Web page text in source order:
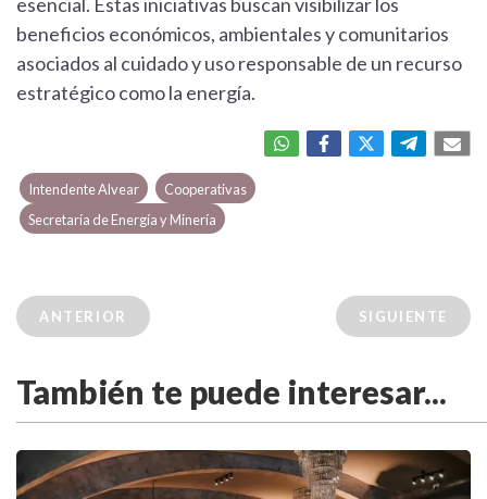
esencial. Estas iniciativas buscan visibilizar los
beneficios económicos, ambientales y comunitarios
asociados al cuidado y uso responsable de un recurso
estratégico como la energía.
Intendente Alvear
Cooperativas
Secretaría de Energía y Minería
ANTERIOR SIGUIENTE
También te puede interesar...